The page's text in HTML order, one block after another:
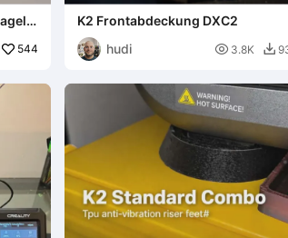
544
K2 Frontabdeckung DXC2
hudi
 3.8K 